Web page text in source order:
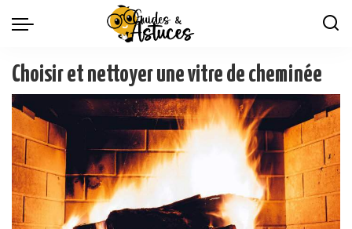
Choisir et nettoyer une vitre de cheminée